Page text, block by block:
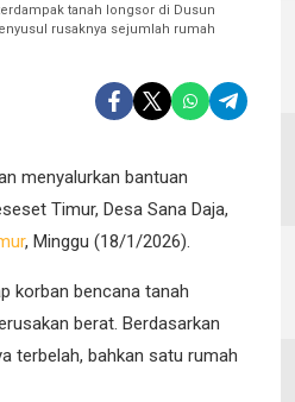
tanah longsor di Dusun
rusaknya sejumlah rumah
menyalurkan bantuan
Timur, Desa Sana Daja,
, Minggu (18/1/2026).
korban bencana tanah
berat. Berdasarkan
terbelah, bahkan satu rumah